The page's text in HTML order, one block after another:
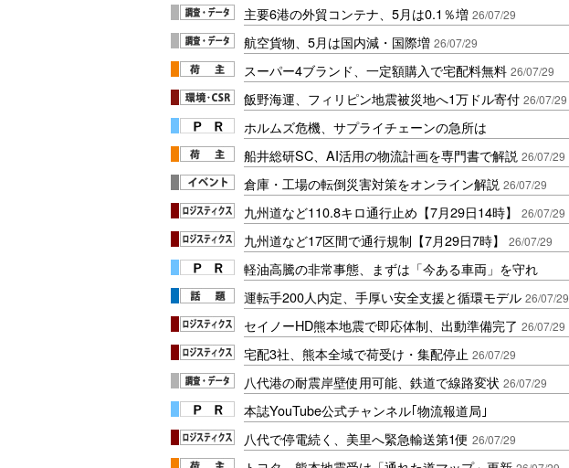
主要6港の外貿コンテナ、5月は0.1％増 26/07/29
航空貨物、5月は国内減・国際増 26/07/29
スーパー4ブランド、一定額購入で宅配料無料 26/07/29
飯野海運、フィリピン地震被災地へ1万ドル寄付 26/07/29
ホルムズ危機、サプライチェーンの急所は
船井総研SC、AI活用の物流計画を専門書で解説 26/07/29
倉庫・工場の転倒災害対策をオンライン解説 26/07/29
九州道など110.8キロ通行止め【7月29日14時】 26/07/29
九州道など17区間で通行規制【7月29日7時】 26/07/29
軽油高騰の非常事態、まずは「今ある車両」を守れ
運転手200人内定、手厚い安全支援と循環モデル 26/07/29
セイノーHD熊本地震で即応体制、出動準備完了 26/07/29
宅配3社、熊本全域で荷受け・集配停止 26/07/29
八代港の耐震岸壁使用可能、鉄道で線路変状 26/07/29
本誌YouTube公式チャンネル｢物流報道局｣
八代で停電続く、美里へ緊急輸送第1便 26/07/29